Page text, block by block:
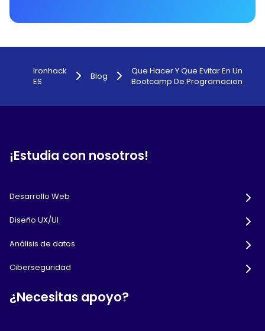
Ironhack
ES
Blog
Que Hacer Y Que Evitar En Un
Bootcamp De Programacion
¡Estudia con nosotros!
Desarrollo Web
Diseño UX/UI
Análisis de datos
Ciberseguridad
¿Necesitas apoyo?